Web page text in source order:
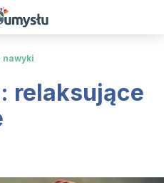
nawyki
relaksujące